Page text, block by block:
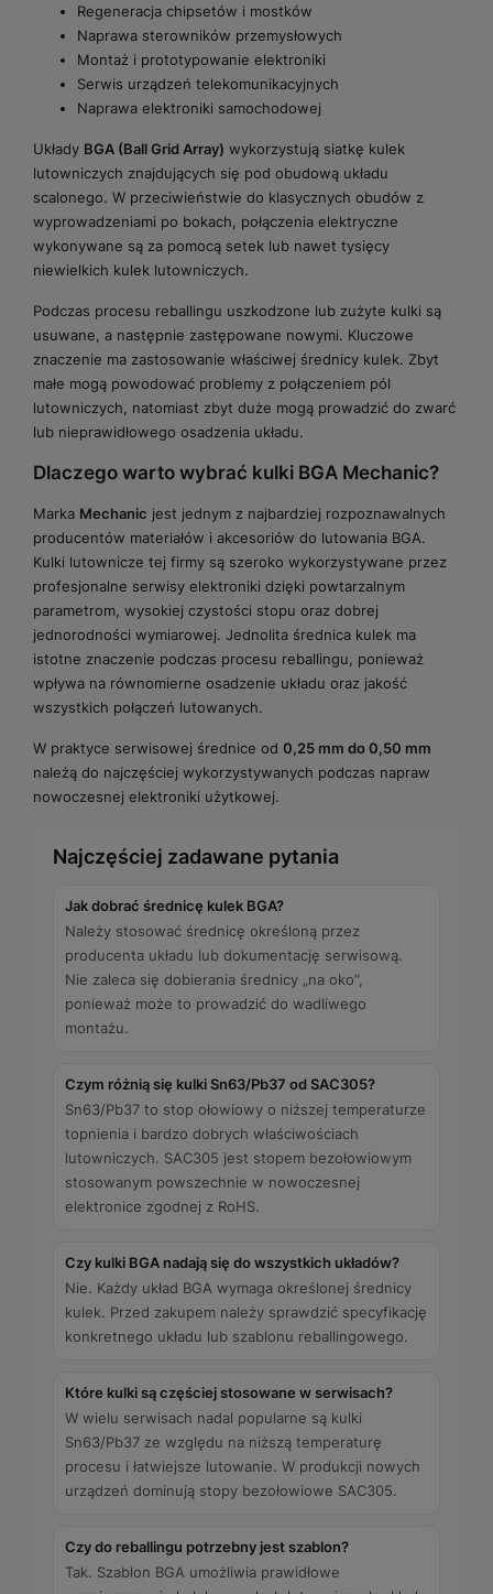
Regeneracja chipsetów i mostków
Naprawa sterowników przemysłowych
Montaż i prototypowanie elektroniki
Serwis urządzeń telekomunikacyjnych
Naprawa elektroniki samochodowej
Układy BGA (Ball Grid Array) wykorzystują siatkę kulek
lutowniczych znajdujących się pod obudową układu
scalonego. W przeciwieństwie do klasycznych obudów z
wyprowadzeniami po bokach, połączenia elektryczne
wykonywane są za pomocą setek lub nawet tysięcy
niewielkich kulek lutowniczych.
Podczas procesu reballingu uszkodzone lub zużyte kulki są
usuwane, a następnie zastępowane nowymi. Kluczowe
znaczenie ma zastosowanie właściwej średnicy kulek. Zbyt
małe mogą powodować problemy z połączeniem pól
lutowniczych, natomiast zbyt duże mogą prowadzić do zwarć
lub nieprawidłowego osadzenia układu.
Dlaczego warto wybrać kulki BGA Mechanic?
Marka Mechanic jest jednym z najbardziej rozpoznawalnych
producentów materiałów i akcesoriów do lutowania BGA.
Kulki lutownicze tej firmy są szeroko wykorzystywane przez
profesjonalne serwisy elektroniki dzięki powtarzalnym
parametrom, wysokiej czystości stopu oraz dobrej
jednorodności wymiarowej. Jednolita średnica kulek ma
istotne znaczenie podczas procesu reballingu, ponieważ
wpływa na równomierne osadzenie układu oraz jakość
wszystkich połączeń lutowanych.
W praktyce serwisowej średnice od 0,25 mm do 0,50 mm
należą do najczęściej wykorzystywanych podczas napraw
nowoczesnej elektroniki użytkowej.
Najczęściej zadawane pytania
Jak dobrać średnicę kulek BGA?
Należy stosować średnicę określoną przez
producenta układu lub dokumentację serwisową.
Nie zaleca się dobierania średnicy „na oko”,
ponieważ może to prowadzić do wadliwego
montażu.
Czym różnią się kulki Sn63/Pb37 od SAC305?
Sn63/Pb37 to stop ołowiowy o niższej temperaturze
topnienia i bardzo dobrych właściwościach
lutowniczych. SAC305 jest stopem bezołowiowym
stosowanym powszechnie w nowoczesnej
elektronice zgodnej z RoHS.
Czy kulki BGA nadają się do wszystkich układów?
Nie. Każdy układ BGA wymaga określonej średnicy
kulek. Przed zakupem należy sprawdzić specyfikację
konkretnego układu lub szablonu reballingowego.
Które kulki są częściej stosowane w serwisach?
W wielu serwisach nadal popularne są kulki
Sn63/Pb37 ze względu na niższą temperaturę
procesu i łatwiejsze lutowanie. W produkcji nowych
urządzeń dominują stopy bezołowiowe SAC305.
Czy do reballingu potrzebny jest szablon?
Tak. Szablon BGA umożliwia prawidłowe